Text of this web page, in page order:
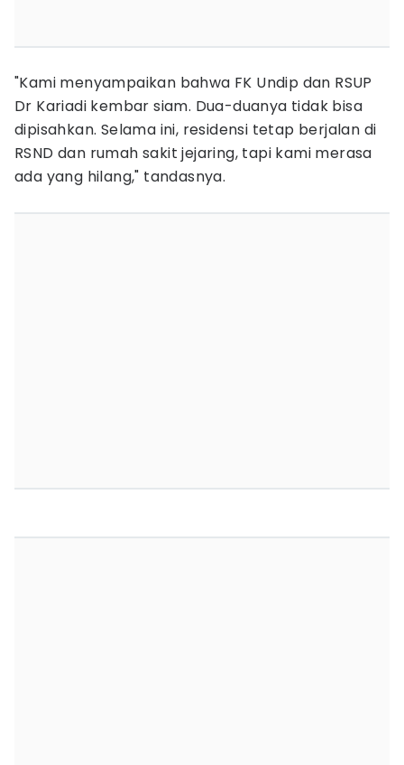
"Kami menyampaikan bahwa FK Undip dan RSUP
Dr Kariadi kembar siam. Dua-duanya tidak bisa
dipisahkan. Selama ini, residensi tetap berjalan di
RSND dan rumah sakit jejaring, tapi kami merasa
ada yang hilang," tandasnya.